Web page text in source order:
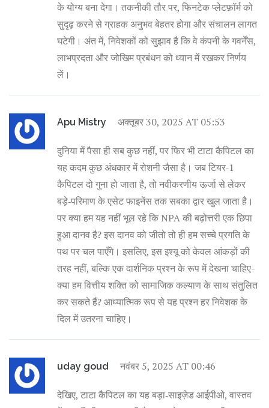
के योग्य बना देगा। तकनीकी तौर पर, फिनटेक प्लेटफ़ॉर्म को
सुदृढ़ करने से ग्राहक अनुभव बेहतर होगा और संचालन लागत
घटेगी। अंत में, निवेशकों को सुझाव है कि वे कंपनी के गवर्नेंस,
लाभप्रदता और जोखिम प्रबंधन को ध्यान में रखकर निर्णय
लें।
Apu Mistry अक्तूबर 30, 2025 AT 05:53
दुनिया में पैसा ही सब कुछ नहीं, पर फिर भी टाटा कैपिटल का
यह कदम कुछ अंधकार में रोशनी जैसा है। जब टियर‑1
कैपिटल दो गुना हो जाता है, तो नवीकरणीय ऊर्जा से लेकर
बड़े‑परिमाण के एसेट फाइनेंस तक सबका द्वार खुल जाता है।
पर क्या हम यह नहीं भूल रहे कि NPA की बढ़ोत्तरी एक छिपा
हुआ दानव है? इस दानव को जीतो तो ही हम सच्चे प्रगति के
पथ पर चल पाएँगे। इसलिए, इस इश्यू को केवल आंकड़ों की
तरह नहीं, बल्कि एक दार्शनिक प्रश्न के रूप में देखना चाहिए-
क्या हम वित्तीय शक्ति को सामाजिक कल्याण के साथ संतुलित
कर सकते हैं? आध्यात्मिक रूप से यह प्रश्न हर निवेशक के
दिल में उतरना चाहिए।
uday goud नवंबर 5, 2025 AT 00:46
देखिए, टाटा कैपिटल का यह बड़ा‑साइज़ेड आईपीओ, वास्तव